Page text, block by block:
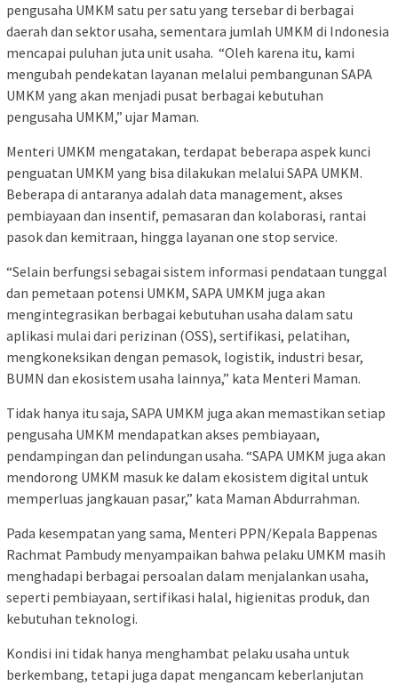
pengusaha UMKM satu per satu yang tersebar di berbagai
daerah dan sektor usaha, sementara jumlah UMKM di Indonesia
mencapai puluhan juta unit usaha. “Oleh karena itu, kami
mengubah pendekatan layanan melalui pembangunan SAPA
UMKM yang akan menjadi pusat berbagai kebutuhan
pengusaha UMKM,” ujar Maman.
Menteri UMKM mengatakan, terdapat beberapa aspek kunci
penguatan UMKM yang bisa dilakukan melalui SAPA UMKM.
Beberapa di antaranya adalah data management, akses
pembiayaan dan insentif, pemasaran dan kolaborasi, rantai
pasok dan kemitraan, hingga layanan one stop service.
“Selain berfungsi sebagai sistem informasi pendataan tunggal
dan pemetaan potensi UMKM, SAPA UMKM juga akan
mengintegrasikan berbagai kebutuhan usaha dalam satu
aplikasi mulai dari perizinan (OSS), sertifikasi, pelatihan,
mengkoneksikan dengan pemasok, logistik, industri besar,
BUMN dan ekosistem usaha lainnya,” kata Menteri Maman.
Tidak hanya itu saja, SAPA UMKM juga akan memastikan setiap
pengusaha UMKM mendapatkan akses pembiayaan,
pendampingan dan pelindungan usaha. “SAPA UMKM juga akan
mendorong UMKM masuk ke dalam ekosistem digital untuk
memperluas jangkauan pasar,” kata Maman Abdurrahman.
Pada kesempatan yang sama, Menteri PPN/Kepala Bappenas
Rachmat Pambudy menyampaikan bahwa pelaku UMKM masih
menghadapi berbagai persoalan dalam menjalankan usaha,
seperti pembiayaan, sertifikasi halal, higienitas produk, dan
kebutuhan teknologi.
Kondisi ini tidak hanya menghambat pelaku usaha untuk
berkembang, tetapi juga dapat mengancam keberlanjutan